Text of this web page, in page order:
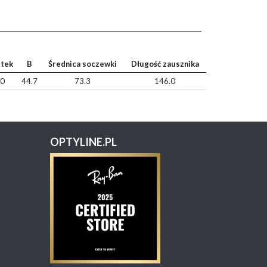
B Średnica soczewki
Długość zausznika
44.7 73.3 146.0
OPTYLINE.PL